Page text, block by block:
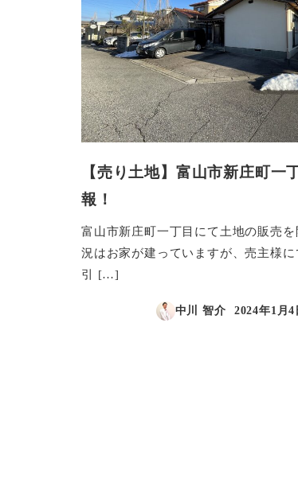
【売り土地】富山市新庄町
報！
富山市新庄町一丁目にて土地の販売を
況はお家が建っていますが、売主様に
引 […]
中川 智介
投稿日
2024年1月4